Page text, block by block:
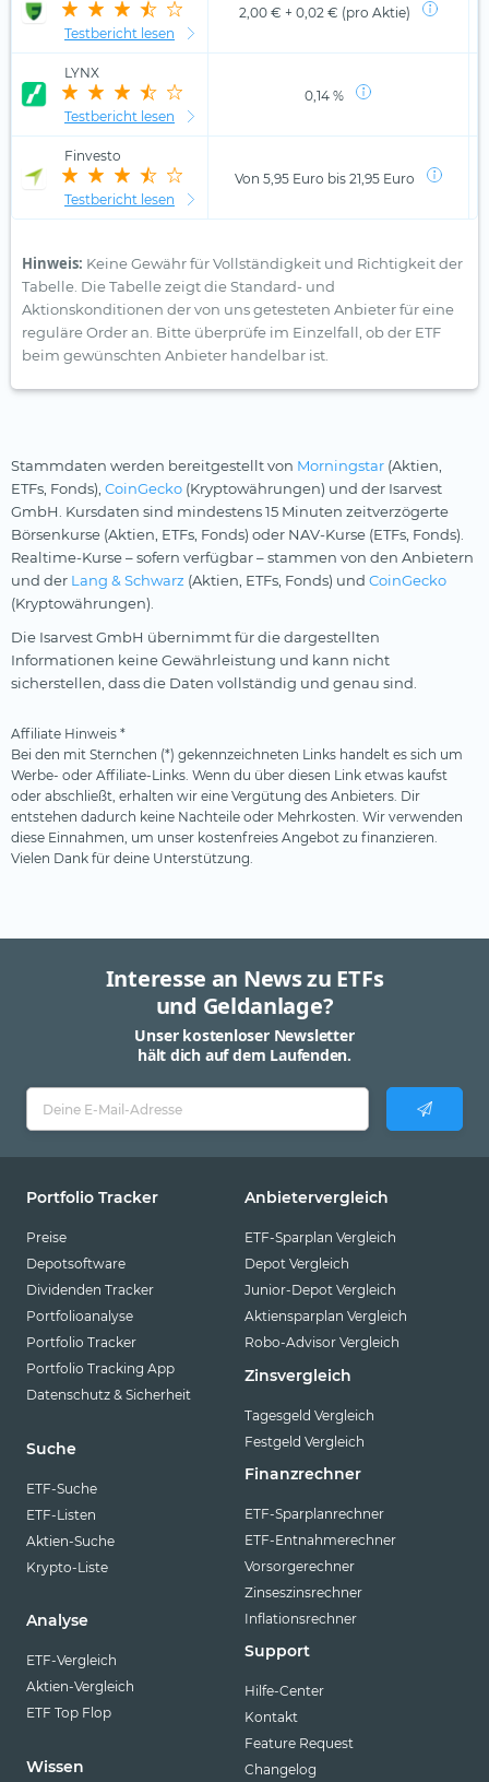
Testbericht lesen
2,00 € + 0,02 € (pro Aktie)
LYNX
Testbericht lesen
0,14 %
Finvesto
Testbericht lesen
Von 5,95 Euro bis 21,95 Euro
Hinweis: Keine Gewähr für Vollständigkeit und Richtigkeit der
Tabelle. Die Tabelle zeigt die Standard- und
Aktionskonditionen der von uns getesteten Anbieter für eine
reguläre Order an. Bitte überprüfe im Einzelfall, ob der ETF
beim gewünschten Anbieter handelbar ist.
Stammdaten werden bereitgestellt von Morningstar (Aktien,
ETFs, Fonds), CoinGecko (Kryptowährungen) und der Isarvest
GmbH. Kursdaten sind mindestens 15 Minuten zeitverzögerte
Börsenkurse (Aktien, ETFs, Fonds) oder NAV-Kurse (ETFs, Fonds).
Realtime-Kurse – sofern verfügbar – stammen von den Anbietern
und der Lang & Schwarz (Aktien, ETFs, Fonds) und CoinGecko
(Kryptowährungen).
Die Isarvest GmbH übernimmt für die dargestellten
Informationen keine Gewährleistung und kann nicht
sicherstellen, dass die Daten vollständig und genau sind.
Affiliate Hinweis *
Bei den mit Sternchen (*) gekennzeichneten Links handelt es sich um
Werbe- oder Affiliate-Links. Wenn du über diesen Link etwas kaufst
oder abschließt, erhalten wir eine Vergütung des Anbieters. Dir
entstehen dadurch keine Nachteile oder Mehrkosten. Wir verwenden
diese Einnahmen, um unser kostenfreies Angebot zu finanzieren.
Vielen Dank für deine Unterstützung.
Interesse an News zu ETFs
und Geldanlage?
Unser kostenloser Newsletter
hält dich auf dem Laufenden.
Portfolio Tracker
Preise
Depotsoftware
Dividenden Tracker
Portfolioanalyse
Portfolio Tracker
Portfolio Tracking App
Datenschutz & Sicherheit
Suche
ETF-Suche
ETF-Listen
Aktien-Suche
Krypto-Liste
Analyse
ETF-Vergleich
Aktien-Vergleich
ETF Top Flop
Wissen
Anbietervergleich
ETF-Sparplan Vergleich
Depot Vergleich
Junior-Depot Vergleich
Aktiensparplan Vergleich
Robo-Advisor Vergleich
Zinsvergleich
Tagesgeld Vergleich
Festgeld Vergleich
Finanzrechner
ETF-Sparplanrechner
ETF-Entnahmerechner
Vorsorgerechner
Zinseszinsrechner
Inflationsrechner
Support
Hilfe-Center
Kontakt
Feature Request
Changelog